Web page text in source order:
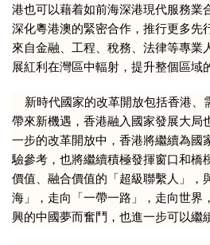
港也可以藉着如前海深港現代服務業
深化粵港澳的緊密合作，推行更多先
來自金融、工程、稅務、法律等專業
展紅利在灣區中輻射，提升整個區域
新時代國家的改革開放包括香港、
帶來新機遇，香港融入國家發展大局
一步的改革開放中，香港將繼續為國
驗參考，也將繼續積極發揮窗口和橋
價值、融合價值的「超級聯繫人」，
海」，走向「一帶一路」，走向世界
興的中國夢而奮鬥，也進一步可以繼